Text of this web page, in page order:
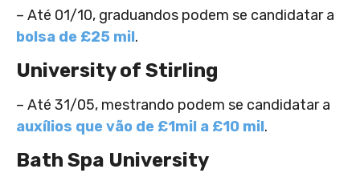
– Até 01/10, graduandos podem se candidatar a
bolsa de £25 mil.
University of Stirling
– Até 31/05, mestrando podem se candidatar a
auxílios que vão de £1mil a £10 mil.
Bath Spa University